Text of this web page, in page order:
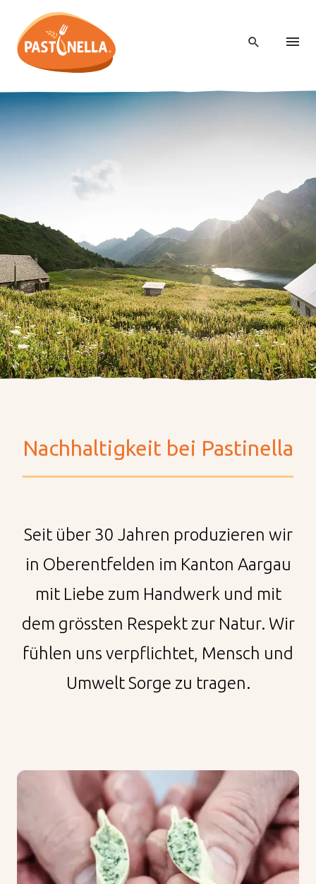
Nachhaltigkeit
Produktverantwortung
Nachhaltigkeitsbericht
Too Good To Go.
Unsere Influencer
Nachhaltigkeit bei Pastinella
Seit über 30 Jahren produzieren wir
in Oberentfelden im Kanton Aargau
mit Liebe zum Handwerk und mit
dem grössten Respekt zur Natur. Wir
fühlen uns verpflichtet, Mensch und
Umwelt Sorge zu tragen.